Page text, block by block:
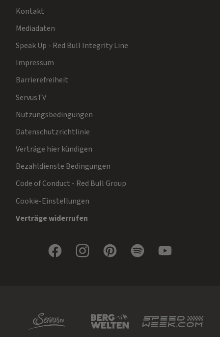
Kontakt
Mediadaten
Speak Up - Red Bull Integrity Line
Impressum
Barrierefreiheit
ServusTV
Nutzungsbedingungen
Datenschutzrichtlinie
Verträge hier kündigen
Bezahldienste Bedingungen
Code of Conduct - Red Bull Group
Cookie-Einstellungen
Verträge widerrufen